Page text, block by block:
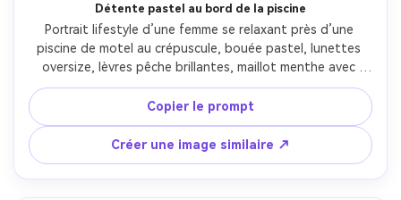
Détente pastel au bord de la piscine
Portrait lifestyle d’une femme se relaxant près d’une
piscine de motel au crépuscule, bouée pastel, lunettes
oversize, lèvres pêche brillantes, maillot menthe avec
serviette rose, enseigne néon du motel lumineuse en
arrière-plan, brume douce et bloom, pris avec Fujifilm GFX
100S, 63mm f/2.8, profondeur faible, palette vaporwave
rêveuse, reflets d’eau photoréalistes --ar 4:5
Copier le prompt
Créer une image similaire ↗